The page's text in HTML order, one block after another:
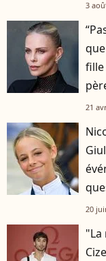
3
fille
21
20
"La